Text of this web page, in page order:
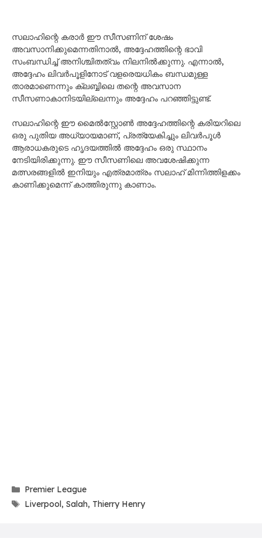
സലാഹിന്റെ കരാർ ഈ സീസണിന് ശേഷം
അവസാനിക്കുമെന്നതിനാൽ, അദ്ദേഹത്തിന്റെ ഭാവി
സംബന്ധിച്ച് അനിശ്ചിതത്വം നിലനിൽക്കുന്നു. എന്നാൽ,
അദ്ദേഹം ലിവർപൂളിനോട് വളരെയധികം ബന്ധമുള്ള
താരമാണെന്നും ക്ലബ്ബിലെ തന്റെ അവസാന
സീസണാകാനിടയില്ലെന്നും അദ്ദേഹം പറഞ്ഞിട്ടുണ്ട്.
സലാഹിന്റെ ഈ മൈൽസ്റ്റോൺ അദ്ദേഹത്തിന്റെ കരിയറിലെ
ഒരു പുതിയ അധ്യായമാണ്, പ്രത്യേകിച്ചും ലിവർപൂൾ
ആരാധകരുടെ ഹൃദയത്തിൽ അദ്ദേഹം ഒരു സ്ഥാനം
നേടിയിരിക്കുന്നു. ഈ സീസണിലെ അവശേഷിക്കുന്ന
മത്സരങ്ങളിൽ ഇനിയും എത്രമാത്രം സലാഹ് മിന്നിത്തിളക്കം
കാണിക്കുമെന്ന് കാത്തിരുന്നു കാണാം.
Categories
Premier League
Tags
Liverpool,Salah, Thierry Henry